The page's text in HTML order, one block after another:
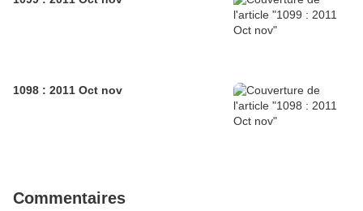
1098 : 2011 Oct nov
Commentaires